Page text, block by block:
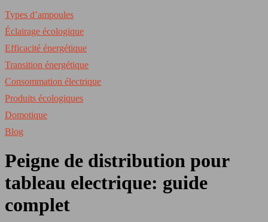
Types d’ampoules
Éclairage écologique
Efficacité énergétique
Transition énergétique
Consommation électrique
Produits écologiques
Domotique
Blog
Peigne de distribution pour
tableau electrique: guide
complet